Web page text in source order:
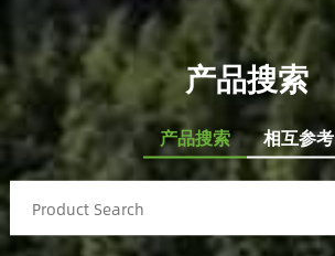
产品搜索
产品搜索 相互参考